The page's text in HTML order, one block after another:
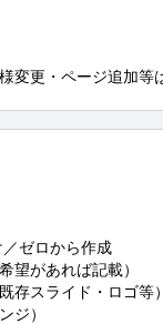
変更・ページ追加等
ゼロから作成
望があれば記載）
存スライド・ロゴ等）
ジ）